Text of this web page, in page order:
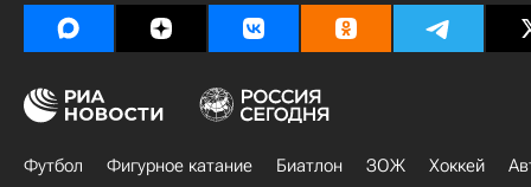
Футбол Фигурное катание Биатлон ЗОЖ Хоккей